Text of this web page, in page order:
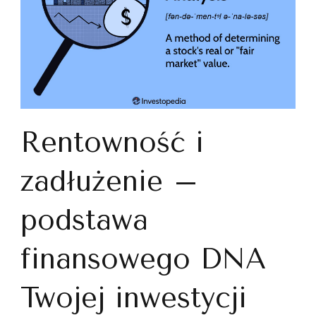
Rentowność i
zadłużenie –
podstawa
finansowego DNA
Twojej inwestycji